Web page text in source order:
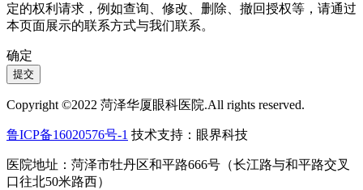
定的权利请求，例如查询、修改、删除、撤回授权等，请通过
本页面展示的联系方式与我们联系。
确定
提交
Copyright ©2022 菏泽华厦眼科医院.All rights reserved.
鲁ICP备16020576号-1 技术支持：眼界科技
医院地址：菏泽市牡丹区和平路666号（长江路与和平路交叉
口往北50米路西）